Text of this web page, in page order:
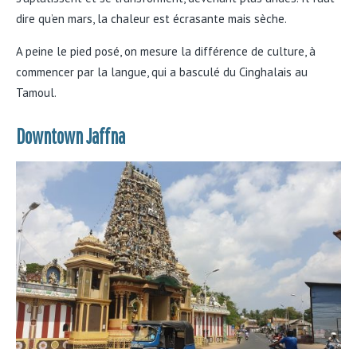
dire qu’en mars, la chaleur est écrasante mais sèche.
A peine le pied posé, on mesure la différence de culture, à
commencer par la langue, qui a basculé du Cinghalais au
Tamoul.
Downtown Jaffna